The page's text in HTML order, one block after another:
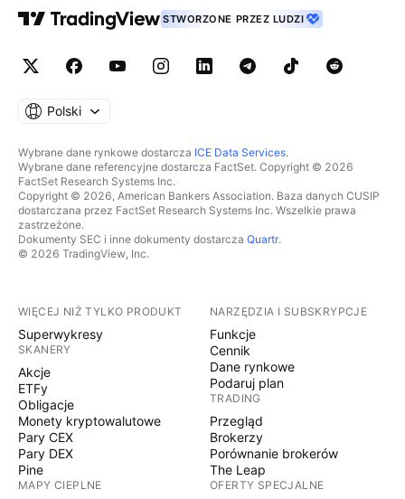
STWORZONE PRZEZ LUDZI
Polski
Wybrane dane rynkowe dostarcza ICE Data Services.
Wybrane dane referencyjne dostarcza FactSet. Copyright © 2026
FactSet Research Systems Inc.
Copyright © 2026, American Bankers Association. Baza danych CUSIP
dostarczana przez FactSet Research Systems Inc. Wszelkie prawa
zastrzeżone.
Dokumenty SEC i inne dokumenty dostarcza Quartr.
© 2026 TradingView, Inc.
WIĘCEJ NIŻ TYLKO PRODUKT
Superwykresy
SKANERY
Akcje
ETFy
Obligacje
Monety kryptowalutowe
Pary CEX
Pary DEX
Pine
MAPY CIEPLNE
NARZĘDZIA I SUBSKRYPCJE
Funkcje
Cennik
Dane rynkowe
Podaruj plan
TRADING
Przegląd
Brokerzy
Porównanie brokerów
The Leap
OFERTY SPECJALNE